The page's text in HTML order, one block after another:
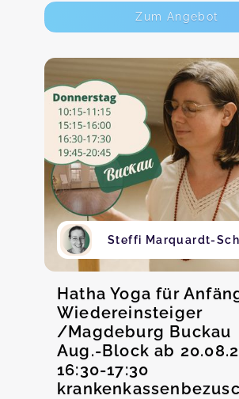
Zum Angebot
Steffi Marquardt-
Hatha Yoga für
Wiedereinsteiger
/Magdeburg Buckau
Aug.-Block ab
16:30-17:30